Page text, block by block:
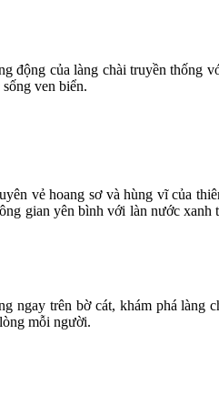
động của làng chài truyền thống
ven biển.
vẻ hoang sơ và hùng vĩ của
gian yên bình với làn nước
trên bờ cát, khám phá làng
mỗi người.